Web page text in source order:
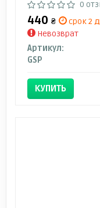
0
440 ₴
срок 2
Невозврат
Артикул:
GSP
КУПИТЬ